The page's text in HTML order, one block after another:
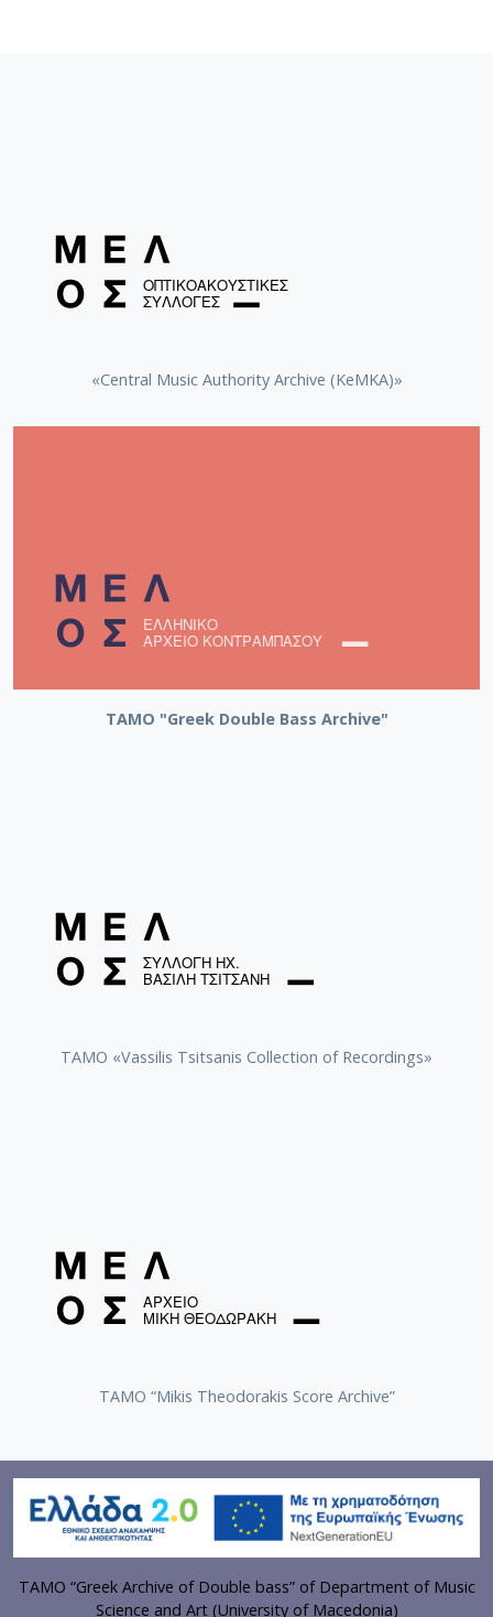
«Central Music Authority Archive (KeMKA)»
ΤΑΜΟ "Greek Double Bass Archive"
TAMO «Vassilis Tsitsanis Collection of Recordings»
TAMO “Mikis Theodorakis Score Archive”
TAMO “Greek Archive of Double bass” of Department of Music
Science and Art (University of Macedonia)